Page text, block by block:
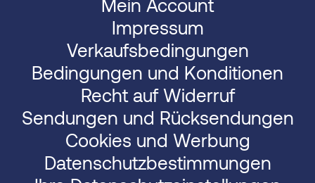
Mein Account
Impressum
Verkaufsbedingungen
Bedingungen und Konditionen
Recht auf Widerruf
Sendungen und Rücksendungen
Cookies und Werbung
Datenschutzbestimmungen